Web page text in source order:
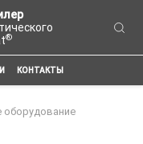
®
КОНТАКТЫ
оборудование